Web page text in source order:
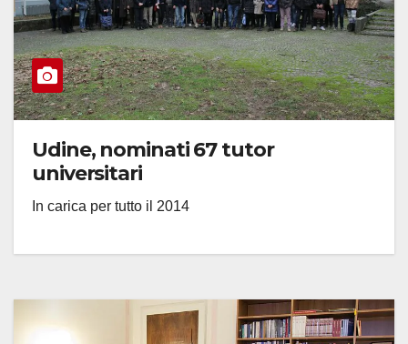
Udine, nominati 67 tutor
universitari
In carica per tutto il 2014